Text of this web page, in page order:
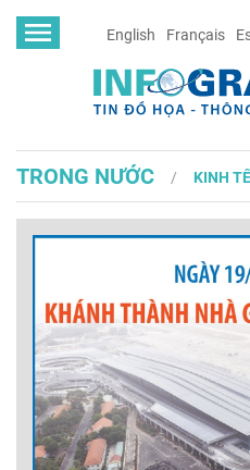
English Français
TRONG NƯỚC KINH